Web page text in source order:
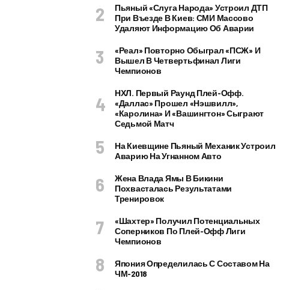
Пьяный «слуга Народа» Устроил ДТП
При Въезде В Киев: СМИ Массово
Удаляют Информацию Об Аварии
«Реал» Повторно Обыграл «ПСЖ» И
Вышел В Четвертьфинал Лиги
Чемпионов
НХЛ. Первый Раунд Плей-Офф.
«Даллас» Прошел «Нэшвилл»,
«Каролина» И «Вашингтон» Сыграют
Седьмой Матч
На Киевщине Пьяный Механик Устроил
Аварию На Угнанном Авто
Жена Влада Ямы В Бикини
Похвасталась Результатами
Тренировок
«Шахтер» Получил Потенциальных
Соперников По Плей-Офф Лиги
Чемпионов
Япония Определилась С Составом На
ЧМ-2018